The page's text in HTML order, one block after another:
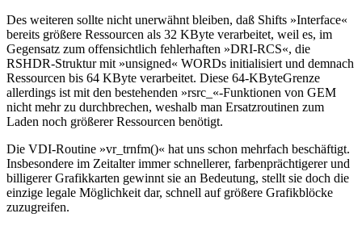
Des weiteren sollte nicht unerwähnt bleiben, daß Shifts »Interface«
bereits größere Ressourcen als 32 KByte verarbeitet, weil es, im
Gegensatz zum offensichtlich fehlerhaften »DRI-RCS«, die
RSHDR-Struktur mit »unsigned« WORDs initialisiert und demnach
Ressourcen bis 64 KByte verarbeitet. Diese 64-KByteGrenze
allerdings ist mit den bestehenden »rsrc_«-Funktionen von GEM
nicht mehr zu durchbrechen, weshalb man Ersatzroutinen zum
Laden noch größerer Ressourcen benötigt.
Die VDI-Routine »vr_trnfm()« hat uns schon mehrfach beschäftigt.
Insbesondere im Zeitalter immer schnellerer, farbenprächtigerer und
billigerer Grafikkarten gewinnt sie an Bedeutung, stellt sie doch die
einzige legale Möglichkeit dar, schnell auf größere Grafikblöcke
zuzugreifen.